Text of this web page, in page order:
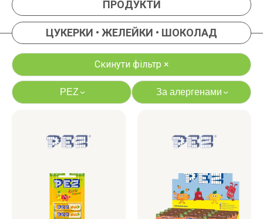
ПРОДУКТИ
ЦУКЕРКИ • ЖЕЛЕЙКИ • ШОКОЛАД
Скинути фільтр ×
PEZ› За алергенами›
казеїну сої
білку